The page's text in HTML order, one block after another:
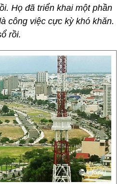
Họ đã triển khai một phần
công việc cực kỳ khó khăn.
rồi.